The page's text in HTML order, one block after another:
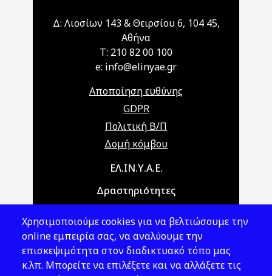
Δ: Λιοσίων 143 & Θειρσίου 6, 104 45,
Αθήνα
T: 210 82 00 100
e: info@elinyae.gr
Αποποίηση ευθύνης
GDPR
Πολιτική Β/Π
Δομή κόμβου
Main navigationΕΛ.ΙΝ.Υ.Α.Ε.
Δραστηριότητες
Νομοθεσία
Εκδόσεις
Χρησιμοποιούμε cookies για να βελτιώσουμε την
online εμπειρία σας, να αναλύουμε την
επισκεψιμότητα στον διαδικτυακό τόπο μας
κ.λπ. Μπορείτε να επιλέξετε και να αλλάξετε τις